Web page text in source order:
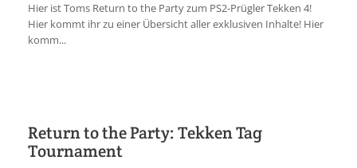
Hier ist Toms Return to the Party zum PS2-Prügler Tekken 4!
Hier kommt ihr zu einer Übersicht aller exklusiven Inhalte! Hier
komm...
Return to the Party: Tekken Tag
Tournament